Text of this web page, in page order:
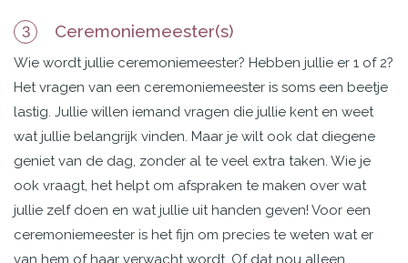
3 Ceremoniemeester(s)
Wie wordt jullie ceremoniemeester? Hebben jullie er 1 of 2?
Het vragen van een ceremoniemeester is soms een beetje
lastig. Jullie willen iemand vragen die jullie kent en weet
wat jullie belangrijk vinden. Maar je wilt ook dat diegene
geniet van de dag, zonder al te veel extra taken. Wie je
ook vraagt, het helpt om afspraken te maken over wat
jullie zelf doen en wat jullie uit handen geven! Voor een
ceremoniemeester is het fijn om precies te weten wat er
van hem of haar verwacht wordt. Of dat nou alleen